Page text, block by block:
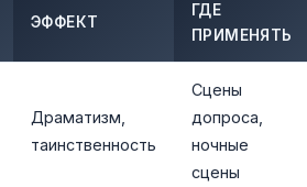
ЭФФЕКТ
ГДЕ
ПРИМЕНЯТЬ
Драматизм,
таинственность
Сцены
допроса,
ночные
сцены